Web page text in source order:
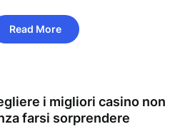
Read More
i migliori casino non
farsi sorprendere